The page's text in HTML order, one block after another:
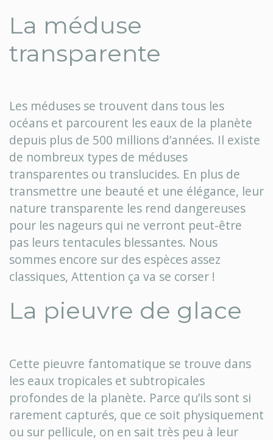
La méduse
transparente
Les méduses se trouvent dans tous les
océans et parcourent les eaux de la planète
depuis plus de 500 millions d’années. Il existe
de nombreux types de méduses
transparentes ou translucides. En plus de
transmettre une beauté et une élégance, leur
nature transparente les rend dangereuses
pour les nageurs qui ne verront peut-être
pas leurs tentacules blessantes. Nous
sommes encore sur des espèces assez
classiques, Attention ça va se corser !
La pieuvre de glace
Cette pieuvre fantomatique se trouve dans
les eaux tropicales et subtropicales
profondes de la planète. Parce qu’ils sont si
rarement capturés, que ce soit physiquement
ou sur pellicule, on en sait très peu à leur